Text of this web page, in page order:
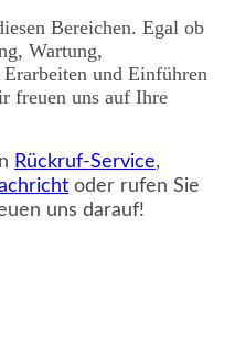
Bereichen. Egal ob
Wartung,
und Einführen
freuen uns auf Ihre
Rückruf-Service,
oder rufen Sie
uns darauf!